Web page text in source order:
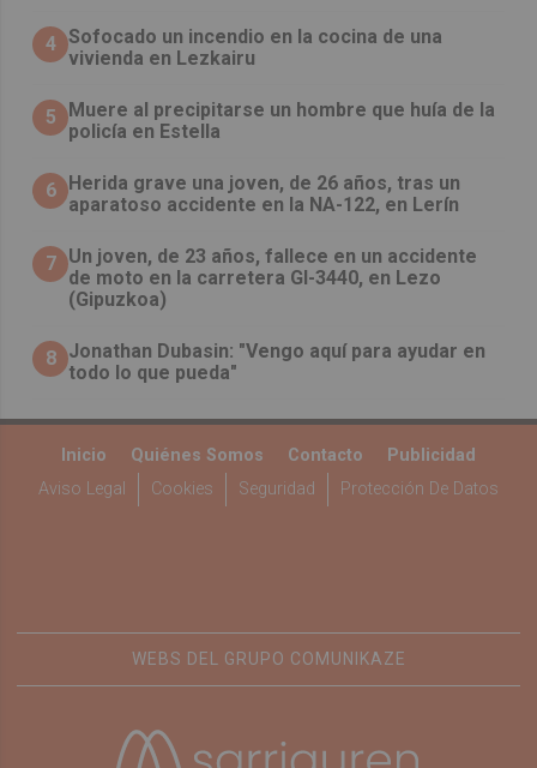
4 Sofocado un incendio en la cocina de una
vivienda en Lezkairu
5
Muere al precipitarse un hombre que huía de la
policía en Estella
6
Herida grave una joven, de 26 años, tras un
aparatoso accidente en la NA-122, en Lerín
7 Un joven, de 23 años, fallece en un accidente
de moto en la carretera GI-3440, en Lezo
(Gipuzkoa)
8 Jonathan Dubasin: "Vengo aquí para ayudar en
todo lo que pueda"
Inicio Quiénes Somos Contacto
Publicidad
Aviso Legal
Cookies Seguridad Protección De Datos
WEBS DEL GRUPO COMUNIKAZE